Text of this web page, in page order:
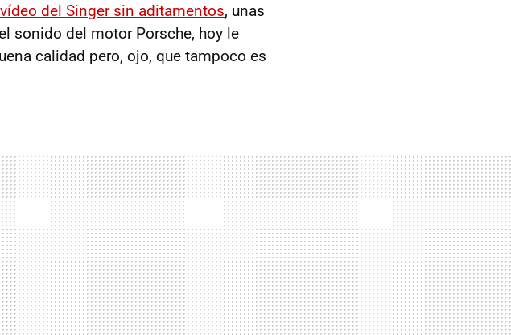
del Singer sin aditamentos, unas
sonido del motor Porsche, hoy le
calidad pero, ojo, que tampoco es